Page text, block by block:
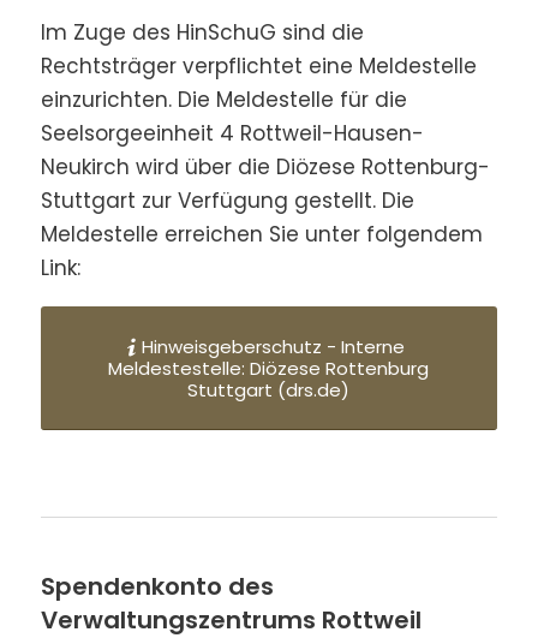
Im Zuge des HinSchuG sind die
Rechtsträger verpflichtet eine Meldestelle
einzurichten. Die Meldestelle für die
Seelsorgeeinheit 4 Rottweil-Hausen-
Neukirch wird über die Diözese Rottenburg-
Stuttgart zur Verfügung gestellt. Die
Meldestelle erreichen Sie unter folgendem
Link:
Hinweisgeberschutz - Interne
Meldestestelle: Diözese Rottenburg
Stuttgart (drs.de)
Spendenkonto des
Verwaltungszentrums Rottweil